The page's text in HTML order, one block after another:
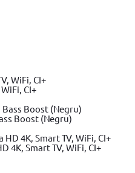
CI+
Boost (Negru)
4K, Smart TV, WiFi, CI+